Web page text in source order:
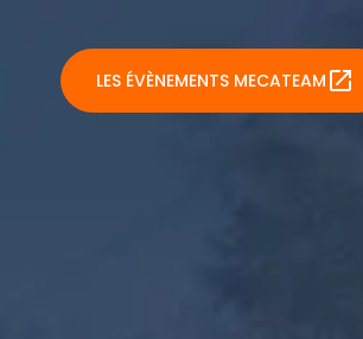
LES ÉVÈNEMENTS MECATEAM